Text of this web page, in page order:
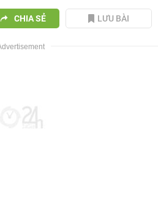
CHIA SẺ LƯU BÀI